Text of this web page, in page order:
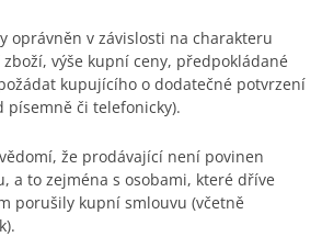
oprávněn v závislosti na charakteru
výše kupní ceny, předpokládané
kupujícího o dodatečné potvrzení
písemně či telefonicky).
že prodávající není povinen
a to zejména s osobami, které dříve
porušily kupní smlouvu (včetně